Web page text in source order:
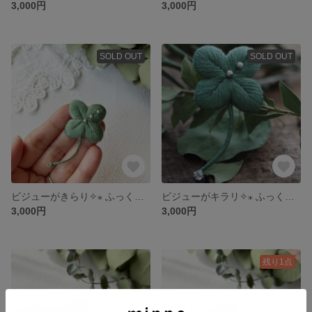
3,000円 3,000円
SOLD OUT
3,000円
SOLD OUT
3,000円
残り1点